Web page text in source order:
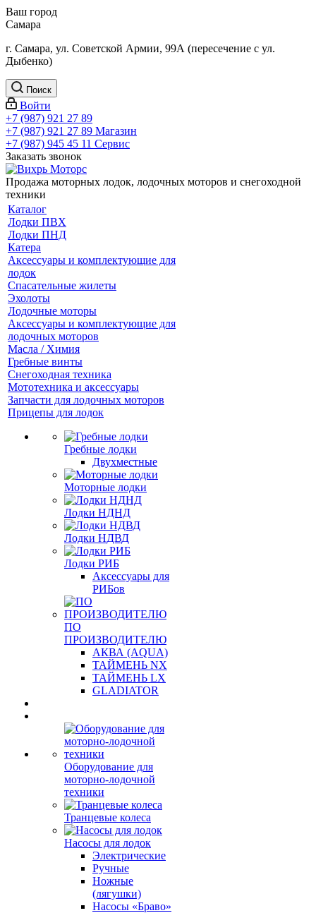
Ваш город
Самара
г. Самара, ул. Советской Армии, 99А (пересечение с ул.
Дыбенко)
Поиск
Войти
+7 (987) 921 27 89
+7 (987) 921 27 89 Магазин
+7 (987) 945 45 11 Сервис
Заказать звонок
Продажа моторных лодок, лодочных моторов и снегоходной
техники
Каталог
Лодки ПВХ
Лодки ПНД
Катера
Аксессуары и комплектующие для
лодок
Спасательные жилеты
Эхолоты
Лодочные моторы
Аксессуары и комплектующие для
лодочных моторов
Масла / Химия
Гребные винты
Снегоходная техника
Мототехника и аксессуары
Запчасти для лодочных моторов
Прицепы для лодок
Гребные лодки
Двухместные
Моторные лодки
Лодки НДНД
Лодки НДВД
Лодки РИБ
Аксессуары для
РИБов
ПО
ПРОИЗВОДИТЕЛЮ
АКВА (AQUA)
ТАЙМЕНЬ NX
ТАЙМЕНЬ LX
GLADIATOR
Оборудование для
моторно-лодочной
техники
Транцевые колеса
Насосы для лодок
Электрические
Ручные
Ножные
(лягушки)
Насосы «Браво»